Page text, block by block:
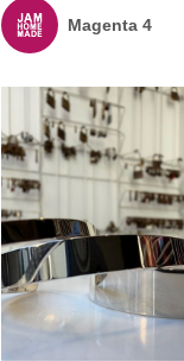
Magenta 4